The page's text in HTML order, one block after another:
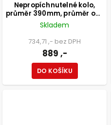
Nepropíchnutelné kolo,
průměr 390mm, průměr osy
20mm, modrá guma,
nosnost 200kg
Skladem
734,71 ,- bez DPH
889 ,-
DO KOŠÍKU